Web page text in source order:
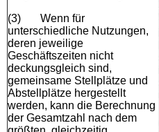
(3)
Wenn für
unterschiedliche Nutzungen,
deren jeweilige
Geschäftszeiten nicht
deckungsgleich sind,
gemeinsame Stellplätze und
Abstellplätze hergestellt
werden, kann die Berechnung
der Gesamtzahl nach dem